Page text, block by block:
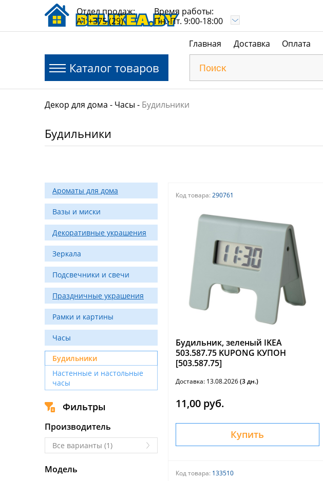
Каталог товаров
Отдел продаж:
A1 +375 (29)
Время работы:
Пн.-Пт. 9:00-18:00
Главная Доставка Оплата
Декор для дома Часы Будильники
Будильники
Ароматы для дома
Вазы и миски
Декоративные украшения
Зеркала
Подсвечники и свечи
Праздничные украшения
Рамки и картины
Часы
Будильники
Настенные и настольные
часы
Фильтры
Производитель
Все варианты (1)
Модель
Код товара: 290761
Будильник, зеленый IKEA
503.587.75 KUPONG КУПОН
[503.587.75]
Доставка: 13.08.2026(3 дн.)
11,00 руб.
Купить
Код товара: 133510